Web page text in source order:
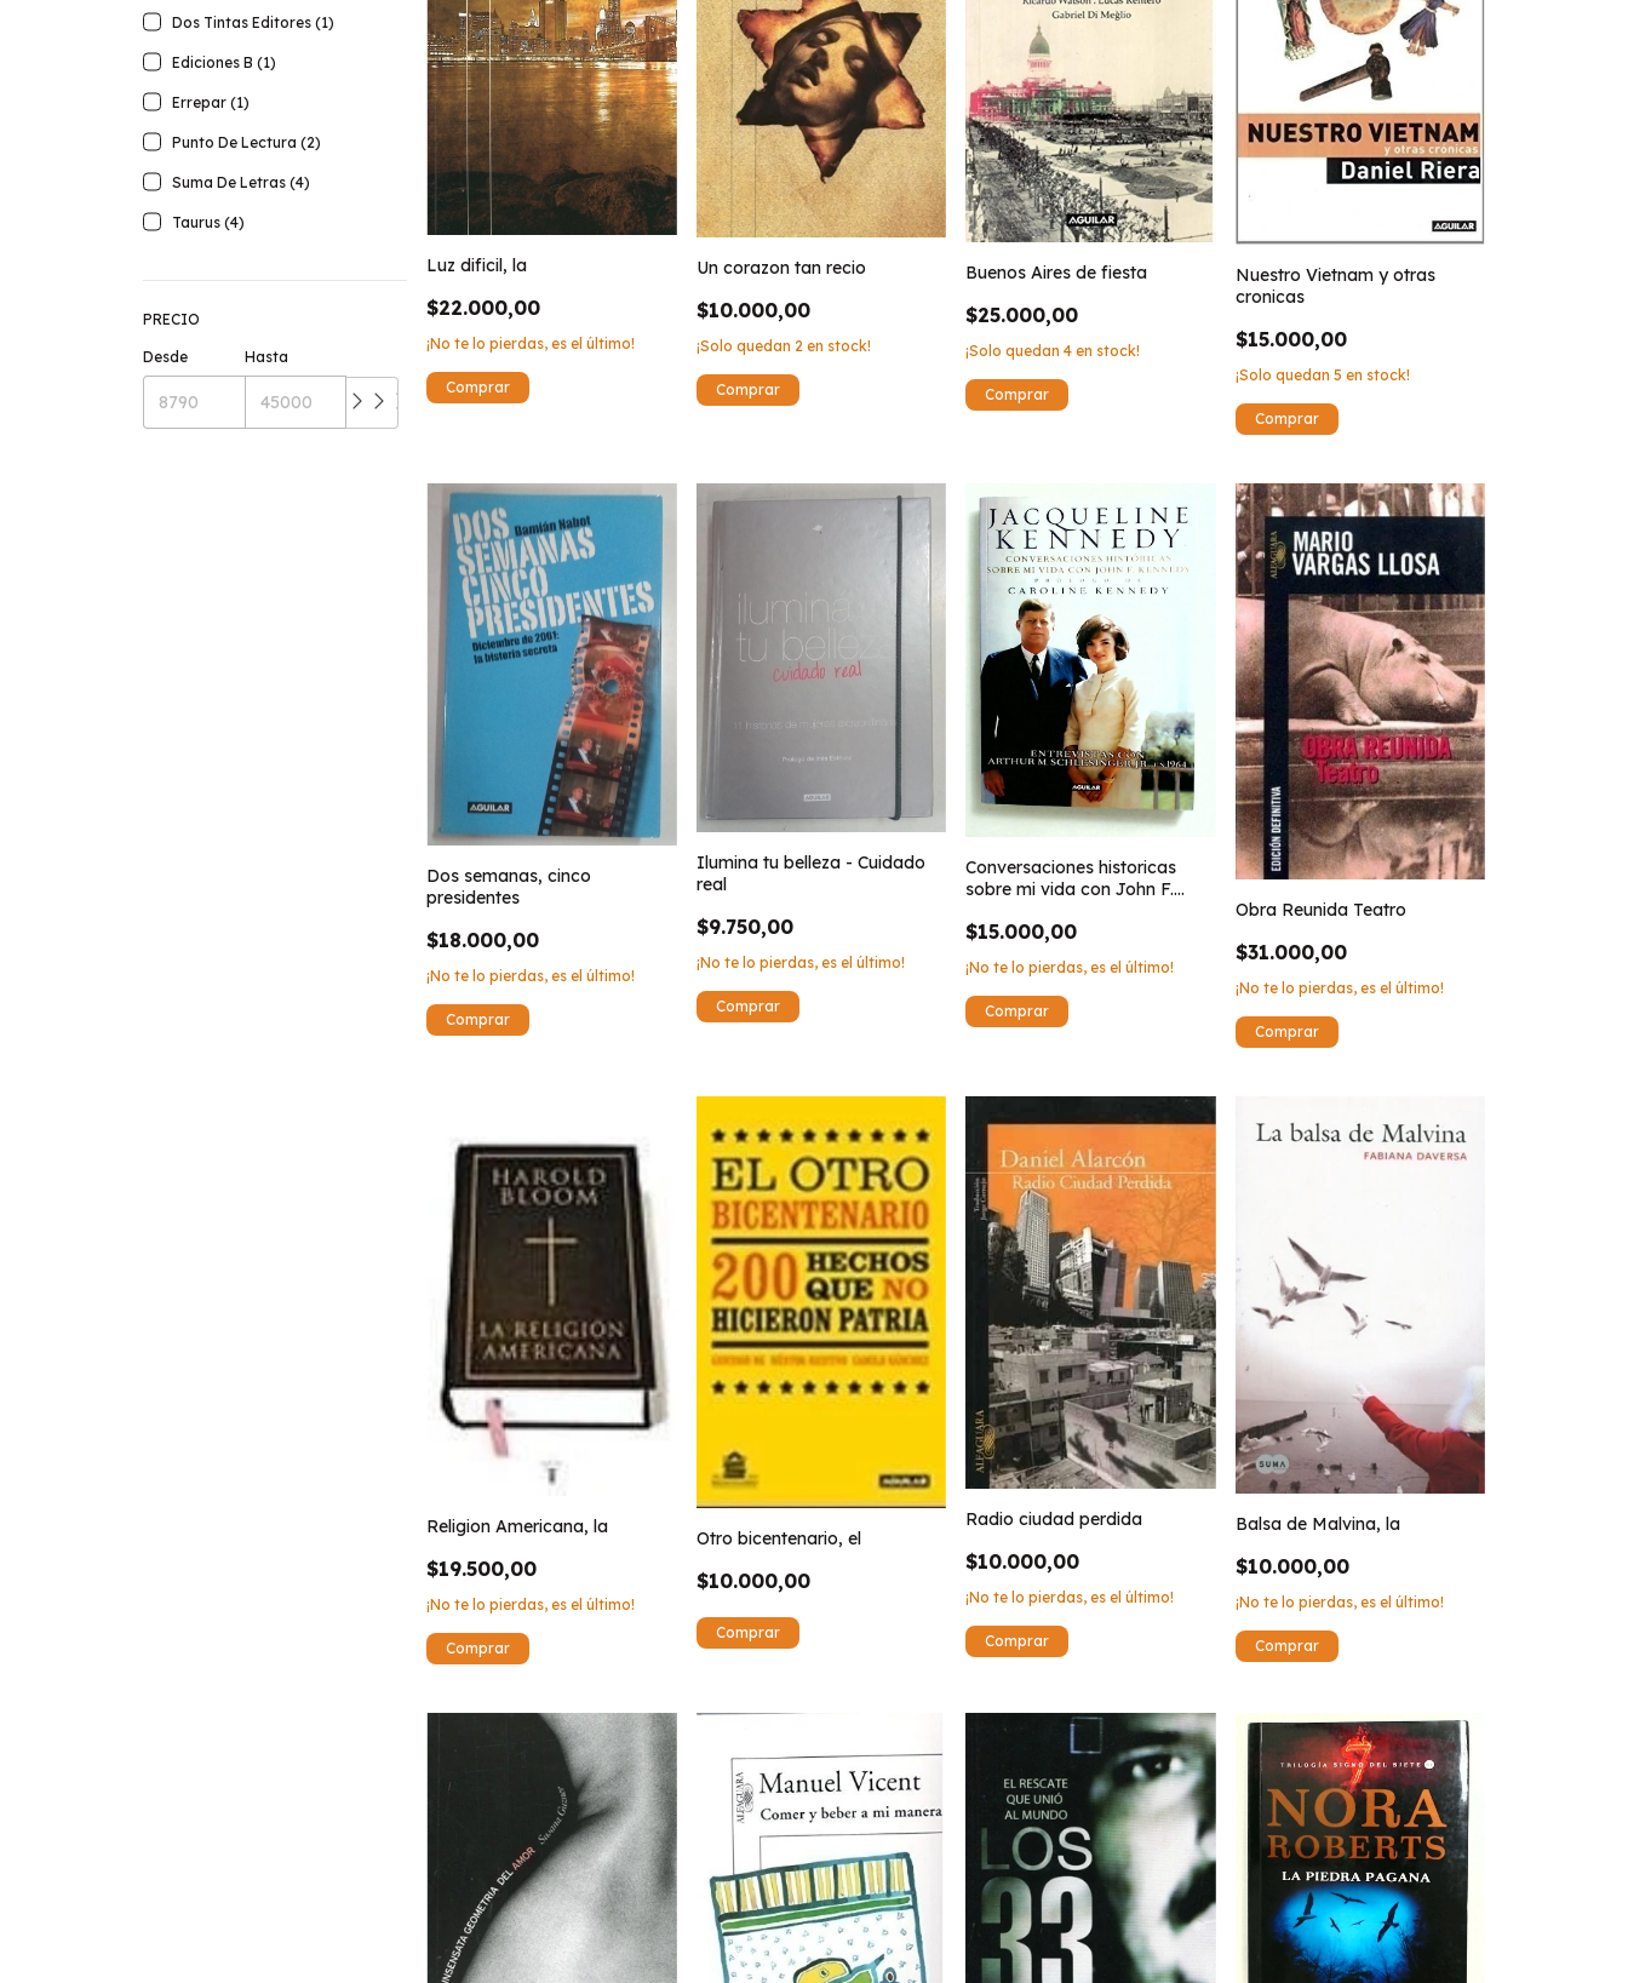
Dos Tintas Editores (1)
Ediciones B (1)
Errepar (1)
Punto De Lectura (2)
Suma De Letras (4)
Taurus (4)
PRECIO
Desde Hasta
Luz dificil, la
$22.000,00
¡No te lo pierdas, es el último!
Un corazon tan recio
$10.000,00
¡Solo quedan 2en stock!
Buenos Aires de fiesta
$25.000,00
¡Solo quedan4 en stock!
Nuestro Vietnam y otras
cronicas
$15.000,00
¡Solo quedan 5 en stock!
Dos semanas, cinco
presidentes
$18.000,00
¡No te lo pierdas, es el último!
Ilumina tu belleza - Cuidado
real
$9.750,00
¡No te lo pierdas, es el último!
Conversaciones historicas
sobre mi vida con John F.
$15.000,00
¡No te lo pierdas, es el último!
Obra Reunida Teatro
$31.000,00
¡No te lo pierdas, es el último!
Religion Americana, la
$19.500,00
¡No te lo pierdas, es el último!
Otro bicentenario, el
$10.000,00
Radio ciudad perdida
$10.000,00
¡No te lo pierdas, es el último!
Balsa de Malvina, la
$10.000,00
¡No te lo pierdas, es el último!